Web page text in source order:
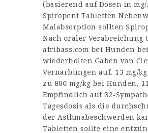
(basierend auf Dosen in
Spiropent Tabletten
Malabsorption sollten
Nach oraler Verabreichung
afribass.com bei Hunden
wiederholten Gaben von
Vernarbungen auf. 13 mg/
zu 800 mg/kg bei Hunden,
Empfindlich auf β2-
Tagesdosis als die
der Asthmabeschwerden
Tabletten sollte eine